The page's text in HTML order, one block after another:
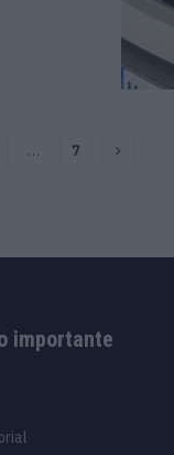
… 7
importante